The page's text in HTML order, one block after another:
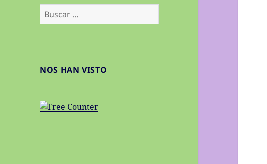
Buscar:
NOS HAN VISTO